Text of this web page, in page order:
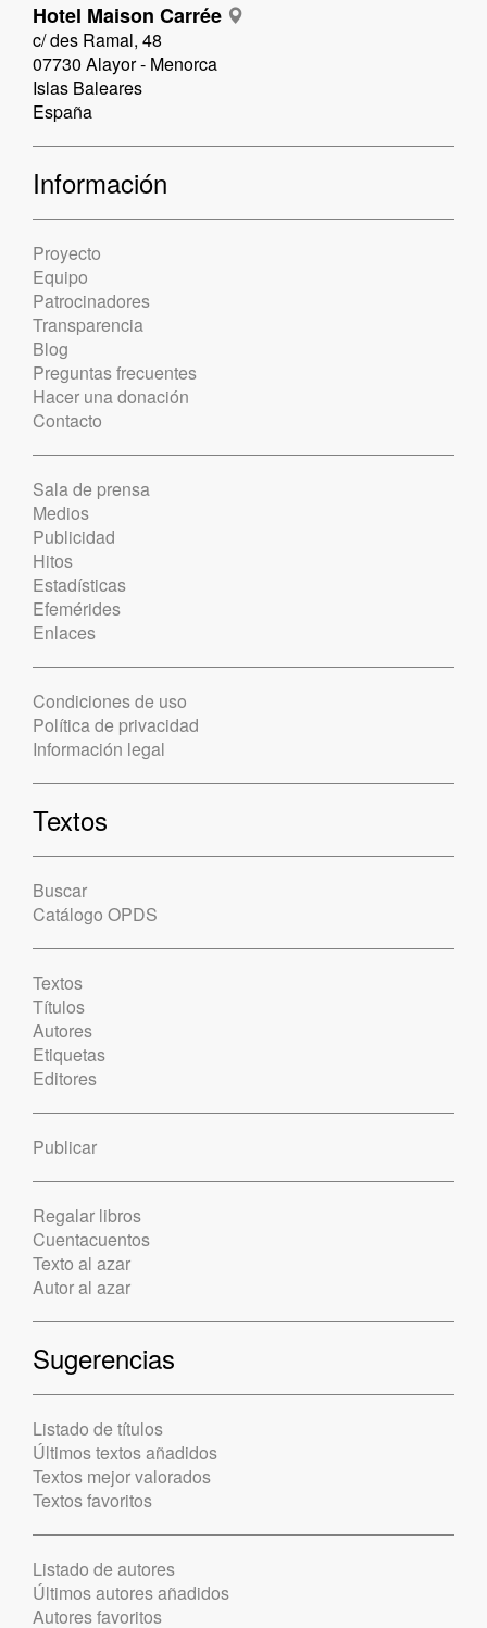
Hotel Maison Carrée
c/ des Ramal, 48
07730 Alayor - Menorca
Islas Baleares
España
Información
Proyecto
Equipo
Patrocinadores
Transparencia
Blog
Preguntas frecuentes
Hacer una donación
Contacto
Sala de prensa
Medios
Publicidad
Hitos
Estadísticas
Efemérides
Enlaces
Condiciones de uso
Política de privacidad
Información legal
Textos
Buscar
Catálogo OPDS
Textos
Títulos
Autores
Etiquetas
Editores
Publicar
Regalar libros
Cuentacuentos
Texto al azar
Autor al azar
Sugerencias
Listado de títulos
Últimos textos añadidos
Textos mejor valorados
Textos favoritos
Listado de autores
Últimos autores añadidos
Autores favoritos